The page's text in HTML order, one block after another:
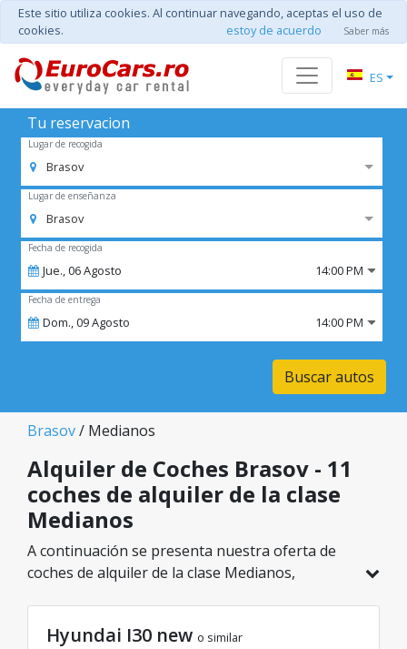
Este sitio utiliza cookies. Al continuar navegando, aceptas el uso de
cookies.
estoy de acuerdo Saber más
ES
Tu reservacion
Lugar de recogida
Brasov
Lugar de enseñanza
Brasov
Fecha de recogida
Jue.,06Agosto 14:00 PM
Fecha de entrega
Dom.,09Agosto 14:00 PM
Buscar autos
Brasov/ Medianos
Alquiler de Coches Brasov - 11
coches de alquiler de la clase
Medianos
A continuación se presenta nuestra oferta de
coches de alquiler de la clase Medianos,
modelo ideal de la categoría seleccionada, con
Hyundai I30 new o similar